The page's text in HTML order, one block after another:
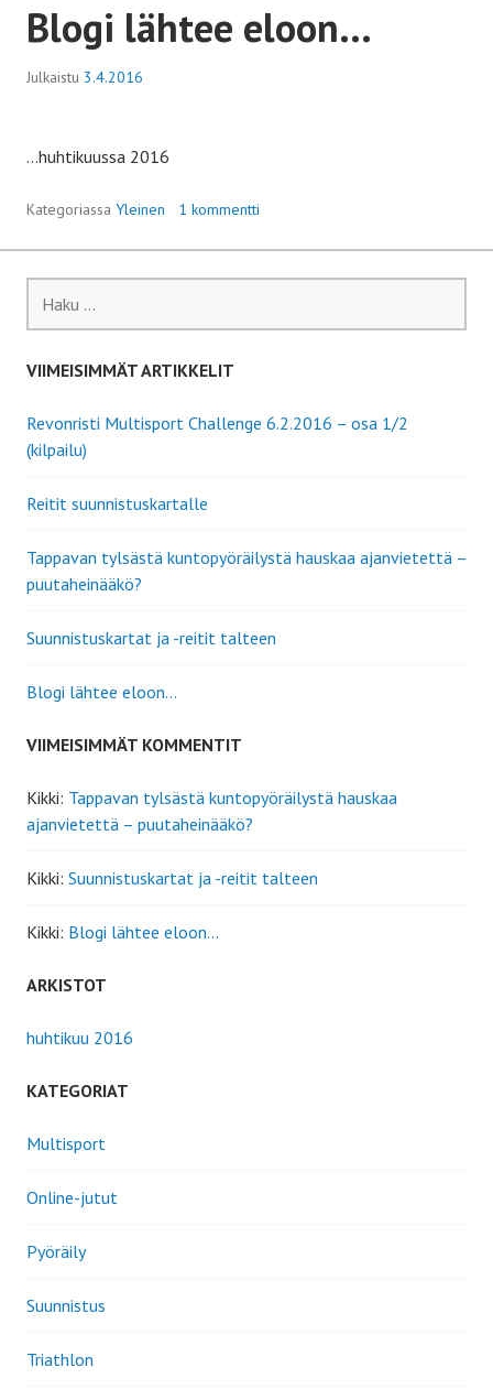
Blogi lähtee eloon…
Julkaistu 3.4.2016
…huhtikuussa 2016
Kategoriassa Yleinen 1 kommentti
VIIMEISIMMÄT ARTIKKELIT
Revonristi Multisport Challenge 6.2.2016 – osa 1/2
(kilpailu)
Reitit suunnistuskartalle
Tappavan tylsästä kuntopyöräilystä hauskaa ajanvietettä –
puutaheinääkö?
Suunnistuskartat ja -reitit talteen
Blogi lähtee eloon…
VIIMEISIMMÄT KOMMENTIT
Kikki: Tappavan tylsästä kuntopyöräilystä hauskaa
ajanvietettä – puutaheinääkö?
Kikki: Suunnistuskartat ja -reitit talteen
Kikki: Blogi lähtee eloon…
ARKISTOT
huhtikuu 2016
KATEGORIAT
Multisport
Online-jutut
Pyöräily
Suunnistus
Triathlon